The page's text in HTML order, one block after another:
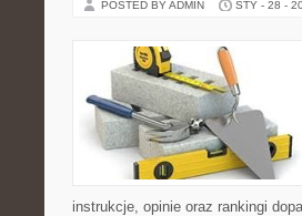
POSTED BY ADMIN STY - 28 -
instrukcje, opinie oraz rankingi